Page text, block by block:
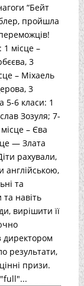
“Бейт
пройшла
місце –
3
– Міхаель
3
5-6 класи: 1
Зозуля; 7-
– Єва
— Злата
рахували,
англійською,
та
та навіть
вирішити її
директором
результати,
призи.